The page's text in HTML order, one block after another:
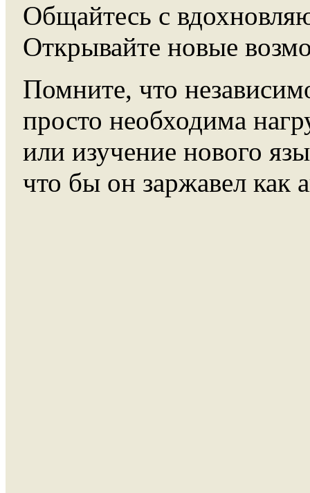
Общайтесь с
Открывайте новые
Помните, что
просто необходима
или изучение нового
что бы он заржавел как